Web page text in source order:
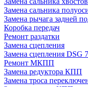
Замена сальника
Замена рычага задней
Коробка передач
Ремонт раздатки
Замена сцепления
Замена сцепления DSG 7
Ремонт МКПП
Замена редуктора КПП
Замена троса